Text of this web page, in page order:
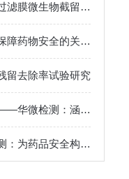
确保水质安全：过滤膜微生物截留检测的关键作用
制剂质量分析：保障药物安全的关键步骤
留去除率试验研究
动物诱发性造模——华微检测：涵盖多系统的标准化疾病动物模型服务
元素杂质分析检测：为药品安全构筑坚实“防火墙”